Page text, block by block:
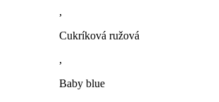
,
Cukríková ružová
,
Baby blue